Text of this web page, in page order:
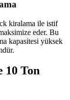
kiralama ile istif
eder. Bu
kapasitesi yüksek
10 Ton